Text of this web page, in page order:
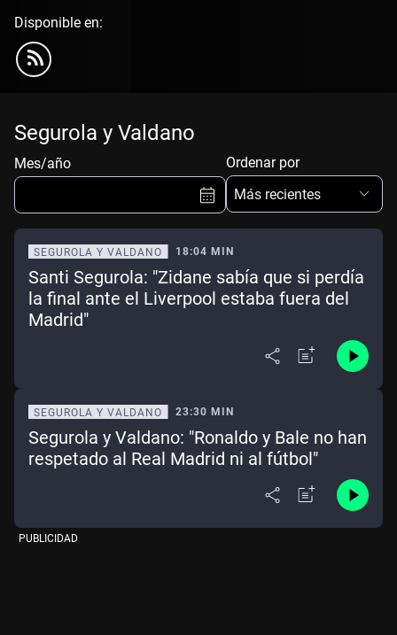
Disponible en:
Segurola y Valdano
Mes/año
Ene Feb Mar
May
Borrar Mes actual
Ordenar por
Más recientes
SEGUROLA Y VALDANO 18:04 MIN
Santi Segurola: "Zidane sabía que si perdía
la final ante el Liverpool estaba fuera del
Madrid"
SEGUROLA Y VALDANO 23:30 MIN
Segurola y Valdano: "Ronaldo y Bale no han
respetado al Real Madrid ni al fútbol"
PUBLICIDAD